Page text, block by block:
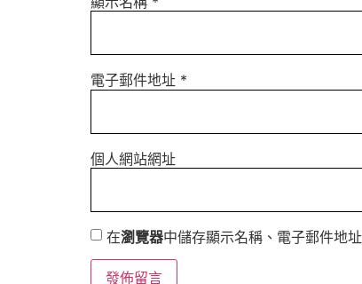
電子郵件地址 *
個人網站網址
在瀏覽器中儲存顯示名稱、電子郵件地